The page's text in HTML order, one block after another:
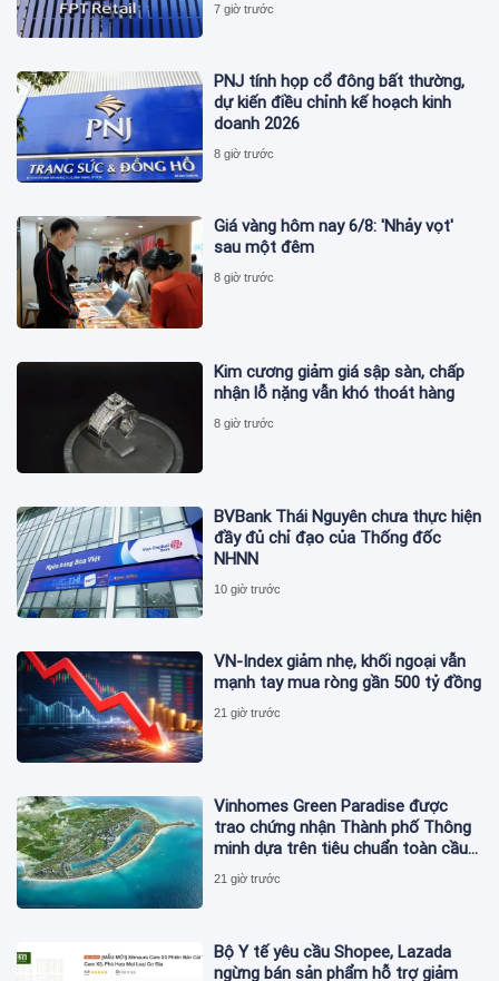
7 giờ trước
PNJ tính họp cổ đông bất thường,
dự kiến điều chỉnh kế hoạch kinh
doanh 2026
8 giờ trước
Giá vàng hôm nay 6/8: 'Nhảy vọt'
sau một đêm
8 giờ trước
Kim cương giảm giá sập sàn, chấp
nhận lỗ nặng vẫn khó thoát hàng
8 giờ trước
BVBank Thái Nguyên chưa thực hiện
đầy đủ chỉ đạo của Thống đốc
NHNN
10 giờ trước
VN-Index giảm nhẹ, khối ngoại vẫn
mạnh tay mua ròng gần 500 tỷ đồng
21 giờ trước
Vinhomes Green Paradise được
trao chứng nhận Thành phố Thông
minh dựa trên tiêu chuẩn toàn cầu
ISO 37122
21 giờ trước
Bộ Y tế yêu cầu Shopee, Lazada
ngừng bán sản phẩm hỗ trợ giảm